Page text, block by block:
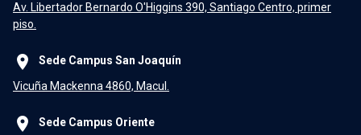
Av. Libertador Bernardo O'Higgins 390, Santiago Centro, primer
piso.
place
Sede Campus San Joaquín
Vicuña Mackenna 4860, Macul.
place
Sede Campus Oriente